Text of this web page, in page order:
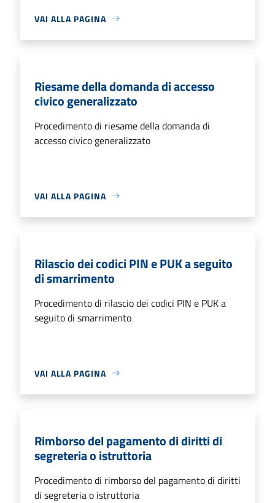
VAI ALLA PAGINA
Riesame della domanda di accesso
civico generalizzato
Procedimento di riesame della domanda di
accesso civico generalizzato
VAI ALLA PAGINA
Rilascio dei codici PIN e PUK a seguito
di smarrimento
Procedimento di rilascio dei codici PIN e PUK a
seguito di smarrimento
VAI ALLA PAGINA
Rimborso del pagamento di diritti di
segreteria o istruttoria
Procedimento di rimborso del pagamento di diritti
di segreteria o istruttoria